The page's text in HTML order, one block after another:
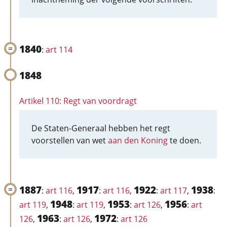
1840: art 114
1848
Artikel 110: Regt van voordragt
De Staten-Generaal hebben het regt
voorstellen van wetaan den Koningte doen.
1887: art 116, 1917: art 116, 1922: art 117, 1938:
art 119, 1948: art 119, 1953: art 126, 1956: art
126, 1963: art 126, 1972: art 126